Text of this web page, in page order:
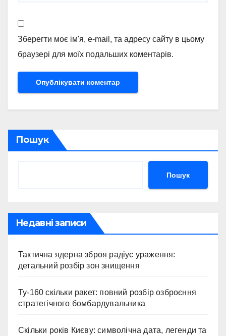
Зберегти моє ім'я, e-mail, та адресу сайту в цьому
браузері для моїх подальших коментарів.
Пошук
Пошук
Недавні записи
Тактична ядерна зброя радіус ураження:
детальний розбір зон знищення
Ту-160 скільки ракет: повний розбір озброєння
стратегічного бомбардувальника
Скільки років Києву: символічна дата, легенди та